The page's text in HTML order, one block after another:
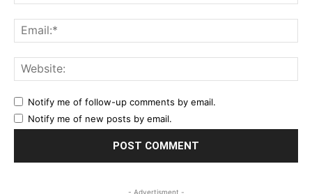
Notify me of follow-up comments by email.
Notify me of new posts by email.
- Advertisment -